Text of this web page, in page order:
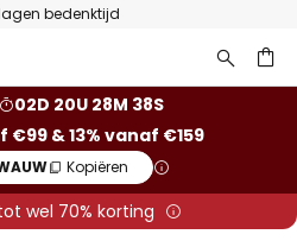
bedenktijd
02D 20U 28M 37S
€99 & 13% vanaf €159
Kopiëren
wel 70% korting